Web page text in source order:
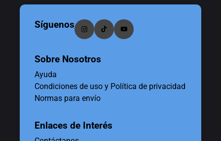
Síguenos
Sobre Nosotros
Ayuda
Condiciones de uso y Política de privacidad
Normas para envío
Enlaces de Interés